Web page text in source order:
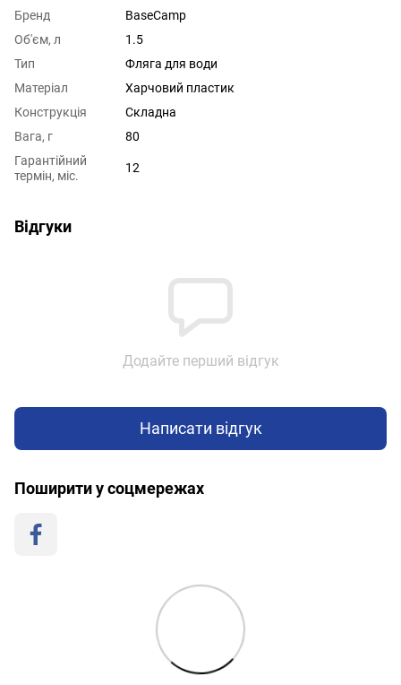
Бренд
BaseCamp
Об'єм, л
1.5
Тип
Фляга для води
Матеріал
Харчовий пластик
Конструкція
Складна
Вага, г
80
Гарантійний
термін, міс.
12
Відгуки
Додайте перший відгук
Написати відгук
Поширити у соцмережах